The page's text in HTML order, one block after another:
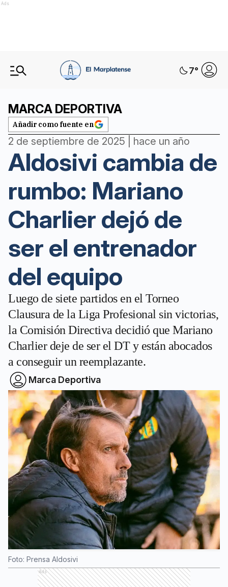
Ads
7°
MARCA DEPORTIVA
Añadir como fuente en
2 de septiembre de 2025 | hace un año
Aldosivi cambia de
rumbo: Mariano
Charlier dejó de
ser el entrenador
del equipo
Luego de siete partidos en el Torneo
Clausura de la Liga Profesional sin victorias,
la Comisión Directiva decidió que Mariano
Charlier deje de ser el DT y están abocados
a conseguir un reemplazante.
Marca Deportiva
Foto: Prensa Aldosivi
Ads